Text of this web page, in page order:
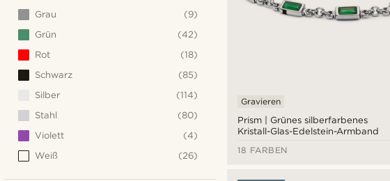
Prism | Grünes silberfarbenes
Kristall-Glas-Edelstein-Armband
Gravieren
18 FARBEN
Grau
(9)
Grün
(42)
Rot
(18)
Schwarz
(85)
Silber
(114)
Stahl
(80)
Violett
(4)
Weiß
(26)